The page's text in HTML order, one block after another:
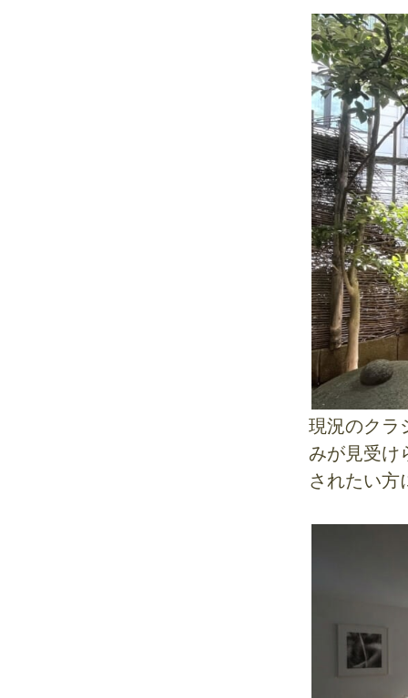
現況のクラ
みが見受け
されたい方